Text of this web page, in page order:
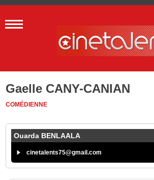
Gaelle CANY-CANIAN
COMÉDIENNE
Ouarda BENLAALA
cinetalents75@gmail.com